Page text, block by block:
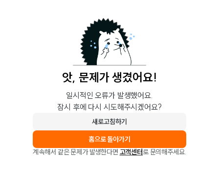
앗, 문제가 생겼어요!
일시적인 오류가 발생했어요.
잠시 후에 다시 시도해주시겠어요?
새로고침하기
홈으로 돌아가기
계속해서 같은 문제가 발생한다면 고객센터로 문의해주세요.